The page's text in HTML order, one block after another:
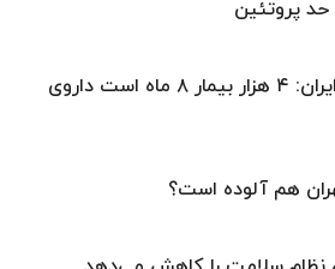
هشدار کانون هموفیلی ایران: ۴ هزار بیمار ۸ ماه است داروی
هم آلوده است؟